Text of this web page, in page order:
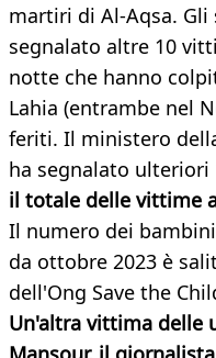
martiri di Al-Aqsa.
segnalato altre 10
notte che hanno
Lahia (entrambe nel
feriti. Il ministero
ha segnalato ulteriori
il totale delle vittime
Il numero dei
da ottobre 2023 è
dell'Ong Save the
Un'altra vittima delle